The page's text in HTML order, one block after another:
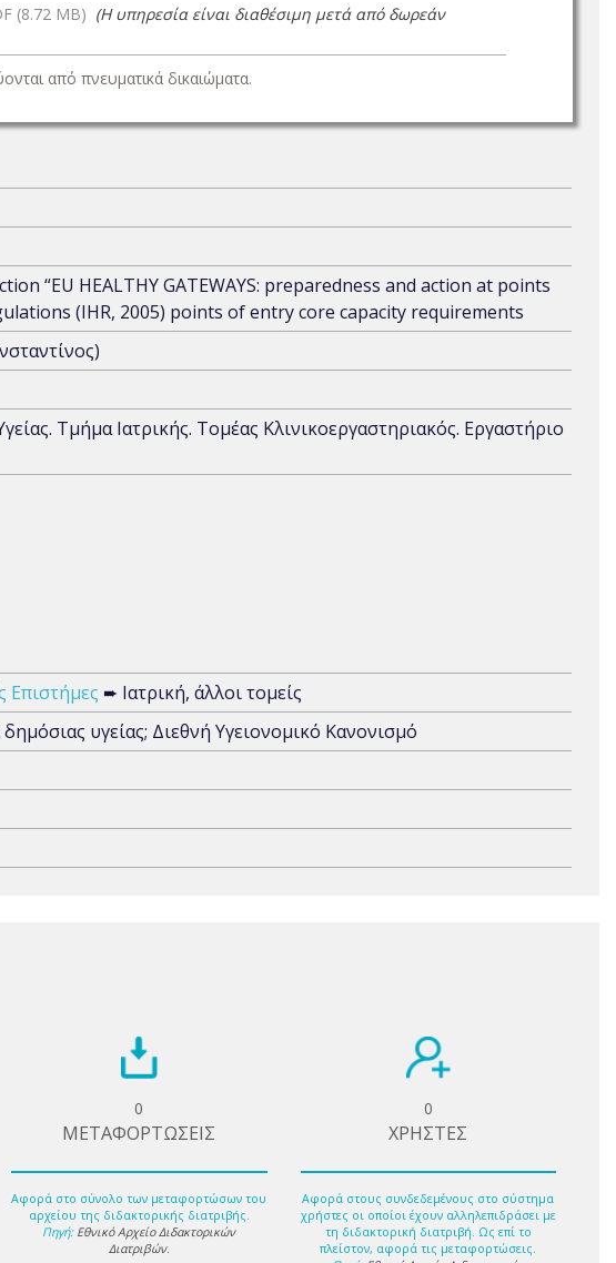
(8.72 MB) (Η υπηρεσία είναι διαθέσιμη μετά από δωρεάν
από πνευματικά δικαιώματα.
“EU HEALTHY GATEWAYS: preparedness and action at points
(IHR, 2005) points of entry core capacity requirements
Τμήμα Ιατρικής. Τομέας Κλινικοεργαστηριακός. Εργαστήριο
Επιστήμες ➨ Ιατρική, άλλοι τομείς
υγείας; Διεθνή Υγειονομικό Κανονισμό
0
ΜΕΤΑΦΟΡΤΩΣΕΙΣ
Αφορά στο σύνολο των μεταφορτώσων του
αρχείου της διδακτορικής διατριβής.
Πηγή: Εθνικό Αρχείο Διδακτορικών
Διατριβών.
0
ΧΡΗΣΤΕΣ
Αφορά στους συνδεδεμένους στο σύστημα
χρήστες οι οποίοι έχουν αλληλεπιδράσει με
τη διδακτορική διατριβή. Ως επί το
πλείστον, αφορά τις μεταφορτώσεις.